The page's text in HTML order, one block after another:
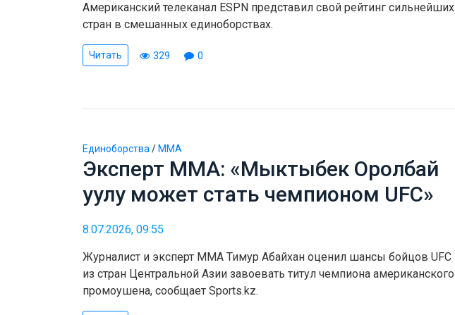
Американский телеканал ESPN представил свой рейтинг сильнейших
стран в смешанных единоборствах.
Читать 329 0
Единоборства/ ММА
Эксперт ММА: «Мыктыбек Оролбай
уулу может стать чемпионом UFC»
8.07.2026, 09:55
Журналист и эксперт ММА Тимур Абайхан оценил шансы бойцов UFC
из стран Центральной Азии завоевать титул чемпиона американского
промоушена, сообщает Sports.kz.